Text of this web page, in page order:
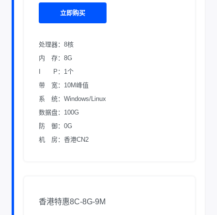
立即购买
处理器：8核
内 存：8G
I P：1个
带 宽：10M峰值
系 统：Windows/Linux
数据盘：100G
防 御：0G
机 房：香港CN2
香港特惠8C-8G-9M